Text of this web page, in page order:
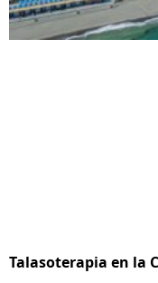
Talasoterapia en la